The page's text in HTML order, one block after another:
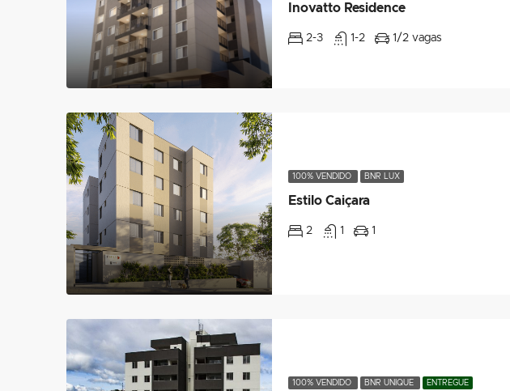
Inovatto Residence
2-3 1-2 1/2 vagas
100% VENDIDO BNR LUX
Estilo Caiçara
2 1 1
100% VENDIDO BNR UNIQUE ENTREGUE